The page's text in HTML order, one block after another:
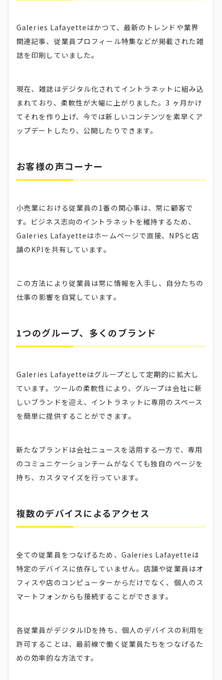
Galeries Lafayetteはかつて、最新のトレンドや業界
関連記事、従業員プロフィール特集などが掲載された雑
誌を印刷していました。
現在、雑誌はデジタル化されてイントラネットに組み込
まれており、柔軟性が大幅に上がりました。3 ヶ月かけ
てそれを作り上げ、今では新しいコンテンツを素早くア
ップデートしたり、公開したりできます。
お客様の声コーナー
小売業における従業員の1番の関心事は、常に顧客で
す。ビジネス志向のイントラネットを維持するため、
Galeries Lafayetteはホームページで直接、NPSと店
舗のKPIを共有しています。
この方法により従業員は常に情報を入手し、自分たちの
仕事の影響を自覚しています。
1つのグループ、多くのブランド
Galeries Lafayetteはグループとして定期的に拡大し
ています。ツールの柔軟性により、グループは会社に新
しいブランドを迎え、イントラネットに専用のスペース
を簡単に提供することができます。
新たなブランドは会社ニュースを活用する一方で、専用
のコミュニケーションチームがなくても独自のページを
持ち、カスタマイズを行っています。
複数のデバイスによるアクセス
全ての従業員をつなげるため、Galeries Lafayetteは
特定のデバイスに依存していません。店舗や従業員はオ
フィスや店のコンピューターからだけでなく、個人のス
マートフォンからも接続することができます。
各従業員がデジタルIDを持ち、個人のデバイスの利用を
許可することは、最前線で働く従業員たちをつなげるた
めの効率的な方法です。